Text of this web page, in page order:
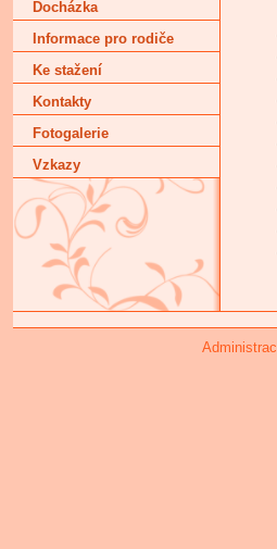
Docházka
Informace pro rodiče
Ke stažení
Kontakty
Fotogalerie
Vzkazy